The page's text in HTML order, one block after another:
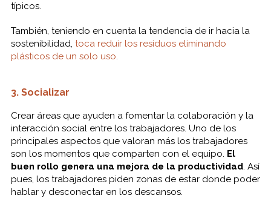
típicos.
También, teniendo en cuenta la tendencia de ir hacia la
sostenibilidad, toca reduir los residuos eliminando
plásticos de un solo uso.
3. Socializar
Crear áreas que ayuden a fomentar la colaboración y la
interacción social entre los trabajadores. Uno de los
principales aspectos que valoran más los trabajadores
son los momentos que comparten con el equipo. El
buen rollo genera una mejora de la productividad. Así
pues, los trabajadores piden zonas de estar donde poder
hablar y desconectar en los descansos.